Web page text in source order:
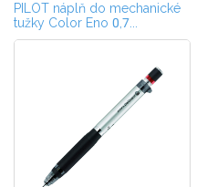
PILOT náplň do mechanické
tužky Color Eno 0,7...